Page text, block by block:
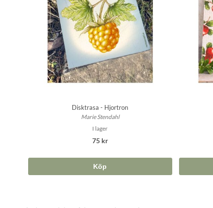
Disktrasa - Hjortron
Marie Stendahl
I lager
75 kr
Köp